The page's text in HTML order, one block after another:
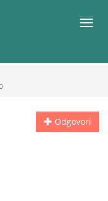
Meni
Odgovori